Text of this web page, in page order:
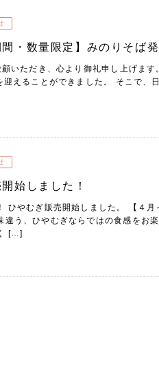
間・数量限定】みのりそば
いただき、心より御礼申し上げま
えることができました。 そこで、
始しました！
！ ひやむぎ販売開始しました。
違う、ひやむぎならではの食感をお
[…]